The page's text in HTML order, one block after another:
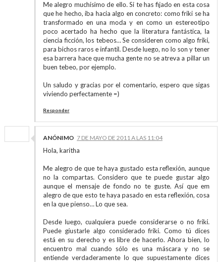
Me alegro muchísimo de ello. Si te has fijado en esta cosa
que he hecho, iba hacia algo en concreto: como friki se ha
transformado en una moda y en como un estereotipo
poco acertado ha hecho que la literatura fantástica, la
ciencia ficción, los tebeos… Se consideren como algo friki,
para bichos raros e infantil. Desde luego, no lo son y tener
esa barrera hace que mucha gente no se atreva a pillar un
buen tebeo, por ejemplo.
Un saludo y gracias por el comentario, espero que sigas
viviendo perfectamente =)
Responder
ANÓNIMO 7 DE MAYO DE 2011 A LAS 11:04
Hola, karitha
Me alegro de que te haya gustado esta reflexión, aunque
no la compartas. Considero que te puede gustar algo
aunque el mensaje de fondo no te guste. Así que em
alegro de que esto te haya pasado en esta reflexión, cosa
en la que pienso… Lo que sea.
Desde luego, cualquiera puede considerarse o no friki.
Puede giustarle algo considerado friki. Como tú dices
está en su derecho y es libre de hacerlo. Ahora bien, lo
encuentro mal cuando sólo es una máscara y no se
entiende verdaderamente lo que supuestamente dices